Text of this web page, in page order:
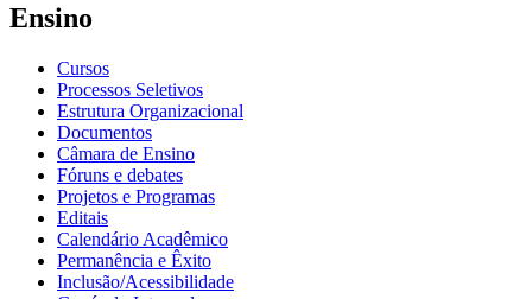
Ensino
Cursos
Processos Seletivos
Estrutura Organizacional
Documentos
Câmara de Ensino
Fóruns e debates
Projetos e Programas
Editais
Calendário Acadêmico
Permanência e Êxito
Inclusão/Acessibilidade